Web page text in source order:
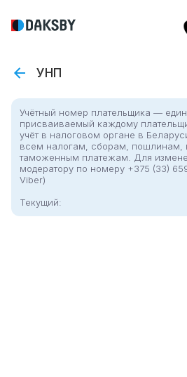
УНП
Учётный номер плательщика —
присваиваемый каждому
учёт в налоговом органе в
всем налогам, сборам, пошлинам,
таможенным платежам. Для
модератору по номеру +375 (33)
Viber)
Текущий: